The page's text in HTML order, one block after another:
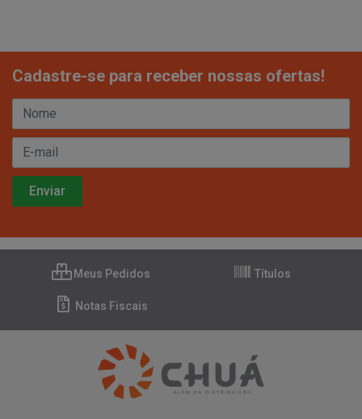
Cadastre-se para receber nossas ofertas!
Meus Pedidos Títulos
Notas Fiscais